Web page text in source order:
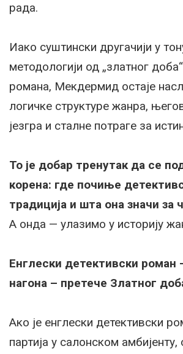
рада.
Иако суштински другачији у
методологији од „златног
романа, Мекдермид остаје
логичке структуре жанра,
језгра и сталне потраге за
То је добар тренутак да се
корена: где почиње
традиција и шта она значи за
А онда — улазимо у историју
Енглески детективски роман
нагона – претече Златног
Ако је енглески детективски
партија у салонском амбијенту,